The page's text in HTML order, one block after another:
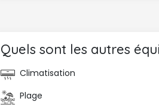
Quels sont les autres
Climatisation
Plage